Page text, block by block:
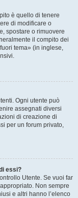
è quello di tenere
di modificare o
spostare o rimuovere
il compito dei
tema» (in inglese,
Ogni utente può
assegnati diversi
di creazione di
per un forum privato,
essi?
Utente. Se vuoi far
Non sempre
e altri hanno l’elenco